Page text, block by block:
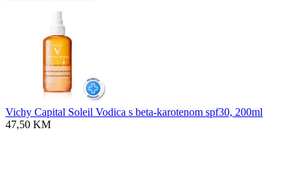
Vichy Capital Soleil Vodica s beta-karotenom spf30, 200ml
47,50 KM